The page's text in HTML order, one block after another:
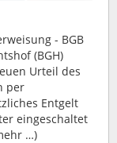
- BGB
(BGH)
Urteil des
per
Entgelt
eingeschaltet
…)